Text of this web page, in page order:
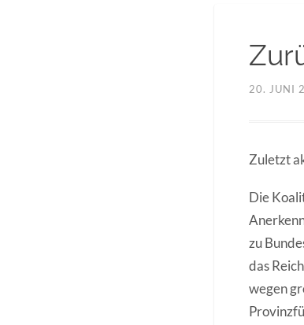
20. JUNI
Zuletzt
Die
zu
das
wegen